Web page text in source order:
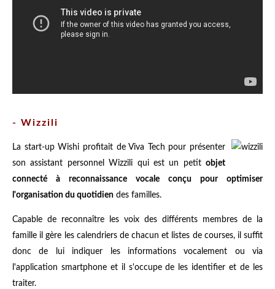
- Wizzili
La start-up Wishi profitait de Viva Tech pour présenter
son assistant personnel Wizzili qui est un petit objet
connecté à reconnaissance vocale conçu pour optimiser
l'organisation du quotidien des familles.
Capable de reconnaître les voix des différents membres de la
famille il gère les calendriers de chacun et listes de courses, il suffit
donc de lui indiquer les informations vocalement ou via
l'application smartphone et il s'occupe de les identifier et de les
traiter.